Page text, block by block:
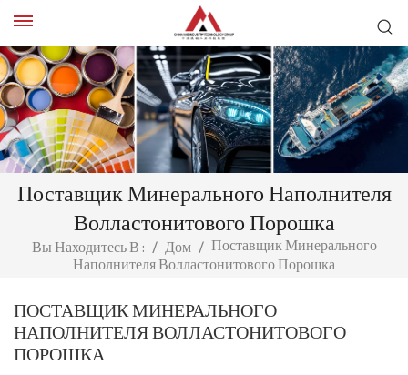
Поставщик Минерального Наполнителя
Волластонитового Порошка
Вы Находитесь В : / Дом / Поставщик Минерального
Наполнителя Волластонитового Порошка
ПОСТАВЩИК МИНЕРАЛЬНОГО
НАПОЛНИТЕЛЯ ВОЛЛАСТОНИТОВОГО
ПОРОШКА